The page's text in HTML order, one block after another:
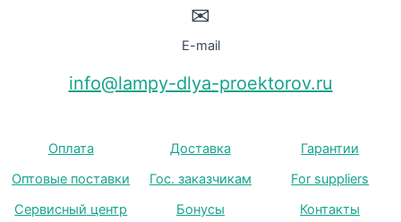
✉
E-mail
info@lampy-dlya-proektorov.ru
Оплата Доставка
Гарантии
Оптовые поставки
Гос. заказчикам
For suppliers
Сервисный центр
Бонусы Контакты